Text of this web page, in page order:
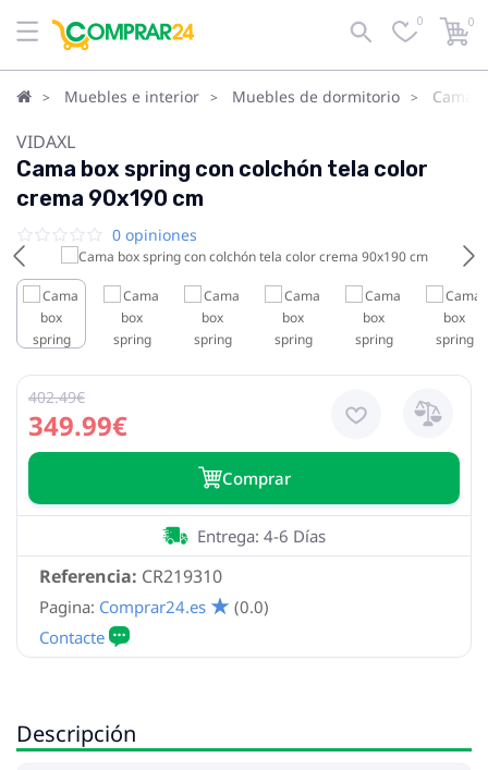
0 0
Muebles e interior Muebles de dormitorio Camas
VIDAXL
Cama box spring con colchón tela color
crema 90x190 cm
0 opiniones
349.99€
402.49€
Сomprar
Referencia: CR219310
Entrega: 4-6 Días
Pagina: Comprar24.es (0.0)
Descripción